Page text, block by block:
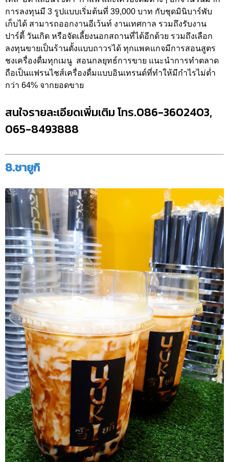
การลงทุนมี 3 รูปแบบเริ่มต้นที่ 39,000 บาท กับชุดมินิบาร์พับ
เก็บได้ สามารถออกงานอีเว้นท์ งานเทศกาล รวมถึงรับงาน
ปาร์ตี้ วันเกิด หรือจัดเลี้ยงนอกสถานที่ได้อีกด้วย รวมถึงเลือก
ลงทุนขายเป็นร้านตั้งแบบถาวรได้ ทุกแพคแกจมีการสอนสูตร
ชงเครื่องดื่มทุกเมนู สอนกลยุทธ์การขาย แนะนำการทำตลาด
ถือเป็นแฟรนไชส์เครื่องดื่มแบบอินเทรนด์ที่ทำให้มีกำไรไม่ต่ำ
กว่า 64% จากยอดขาย
สนใจรายละเอียดเพิ่มเติม โทร.086-3602403,
065-8493888
8.ชายูกิ